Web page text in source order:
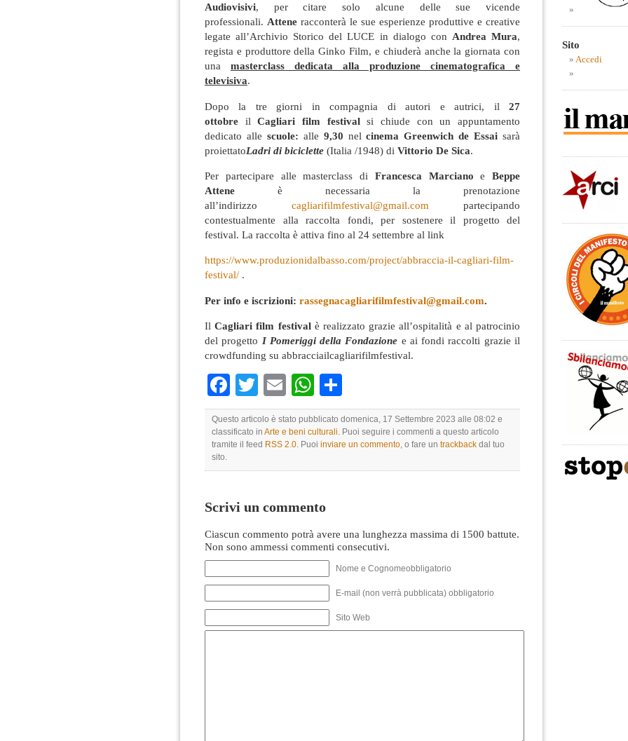
Audiovisivi, per citare solo alcune delle sue vicende
professionali. Attene racconterà le sue esperienze produttive e creative
legate all’Archivio Storico del LUCE in dialogo con Andrea Mura,
regista e produttore della Ginko Film, e chiuderà anche la giornata con
una masterclass dedicata alla produzione cinematografica e
televisiva.
Dopo la tre giorni in compagnia di autori e autrici, il 27
ottobre il Cagliari film festivalsi chiude con un appuntamento
dedicato alle scuole: alle 9,30 nel cinema Greenwich de Essaisarà
proiettatoLadri di biciclette (Italia /1948) di Vittorio De Sica.
Per partecipare alle masterclass di Francesca Marciano e Beppe
Attene è necessaria la prenotazione
all’indirizzo cagliarifilmfestival@gmail.com partecipando
contestualmente alla raccolta fondi, per sostenere il progetto del
festival. La raccolta è attiva fino al 24 settembre al link
https://www.produzionidalbasso.com/project/abbraccia-il-cagliari-film-
festival/ .
Per info e iscrizioni: rassegnacagliarifilmfestival@gmail.com.
IlCagliari film festivalè realizzato grazie all’ospitalità e al patrocinio
del progetto I Pomeriggi della Fondazione e ai fondi raccolti grazie il
crowdfunding su abbracciailcagliarifilmfestival.
Facebook
TwitterEmailWhatsApp
Questo articolo è stato pubblicato domenica, 17 Settembre 2023 alle 08:02 e
classificato in Arte e beni culturali. Puoi seguire i commenti a questo articolo
tramite il feed RSS 2.0. Puoi inviare un commento, o fare un trackback dal tuo
sito.
Scrivi un commento
Ciascun commento potrà avere una lunghezza massima di 1500 battute.
Non sono ammessi commenti consecutivi.
Nome e Cognomeobbligatorio
E-mail (non verrà pubblicata) obbligatorio
Sito Web
Sito
Accedi